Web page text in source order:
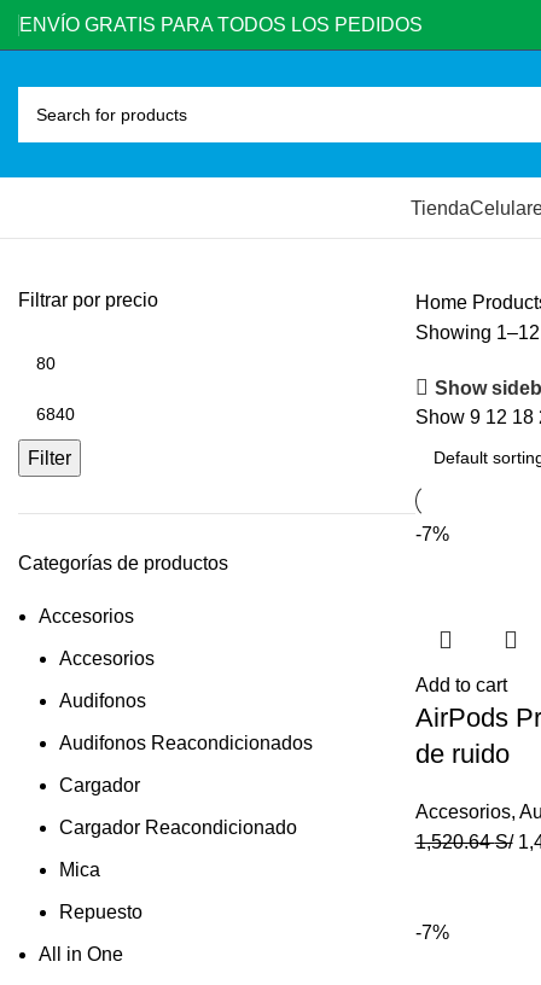
ENVÍO GRATIS PARA TODOS LOS PEDIDOS
Tienda
Filtrar por precio
Filter
Categorías de productos
Accesorios
Accesorios
Audifonos
Audifonos Reacondicionados
Cargador
Cargador Reacondicionado
Mica
Repuesto
All in One
Home
Showing
Show
Show 9 12 18
-7%
Add to cart
AirPods
de ruido
Accesorios,
1,520.64S/
-7%